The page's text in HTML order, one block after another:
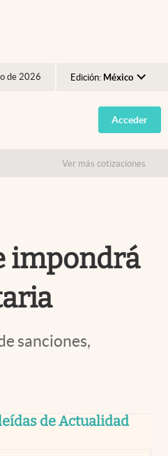
de 2026 Edición: México
Argentina
España
USA
Acceder
Ver más cotizaciones
impondrá
sanciones,
de Actualidad